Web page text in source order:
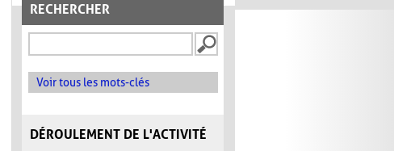
RECHERCHER
Voir tous les mots-clés
DÉROULEMENT DE L'ACTIVITÉ